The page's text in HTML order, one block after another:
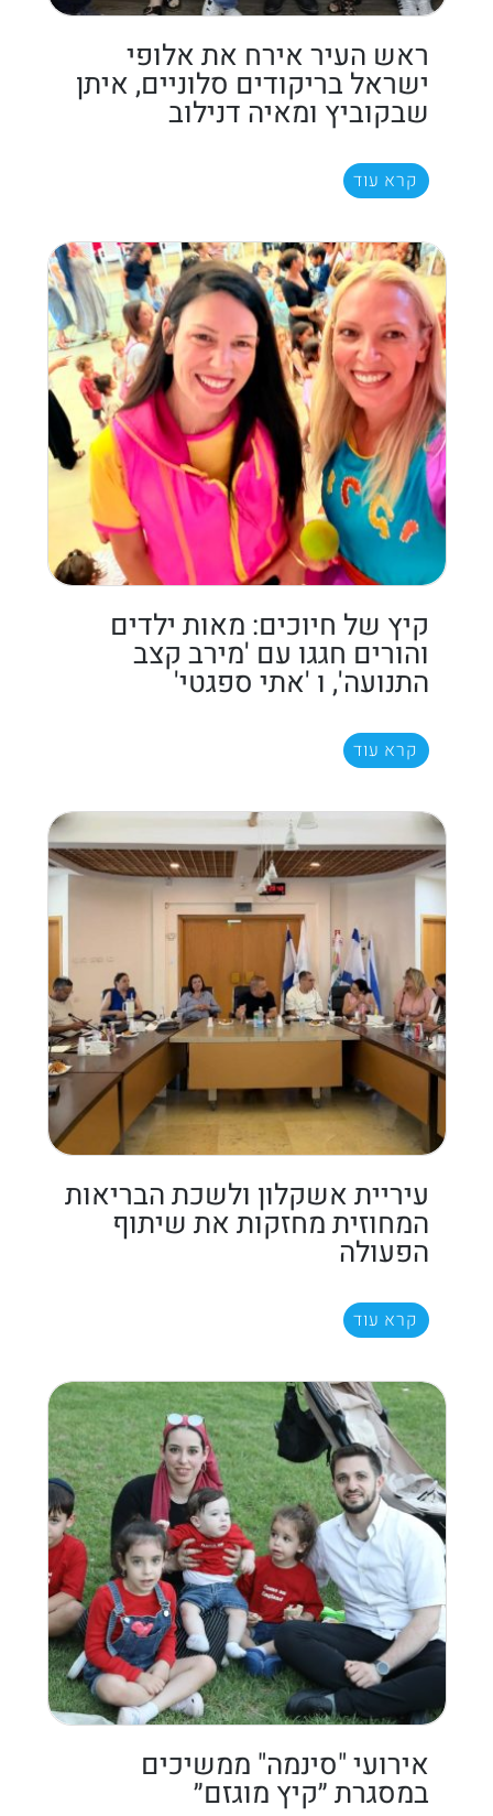
ראש העיר אירח את אלופי
ישראל בריקודים סלוניים, איתן
שבקוביץ ומאיה דנילוב
קרא עוד
קיץ של חיוכים: מאות ילדים
והורים חגגו עם 'מירב קצב
התנועה', ו 'אתי ספגטי'
קרא עוד
עיריית אשקלון ולשכת הבריאות
המחוזית מחזקות את שיתוף
הפעולה
קרא עוד
אירועי "סינמה" ממשיכים
במסגרת ״קיץ מוגזם״